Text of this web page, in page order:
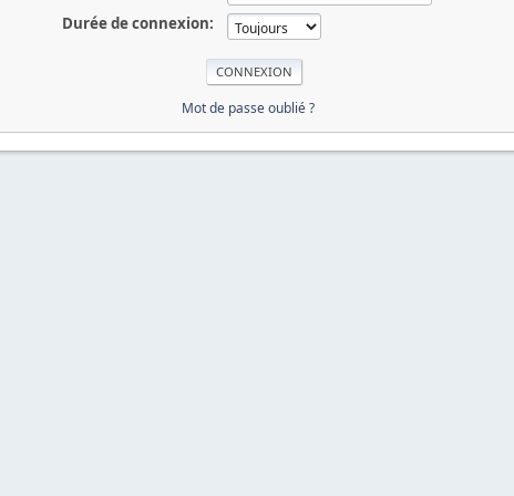
Durée de connexion:
Mot de passe oublié ?